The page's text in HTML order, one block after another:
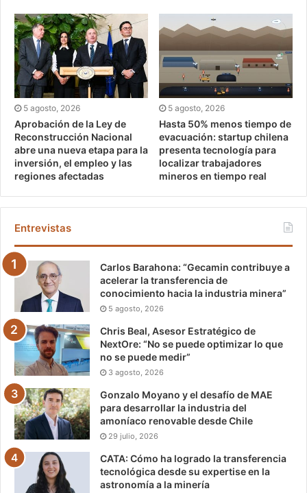
5 agosto, 2026
Aprobación de la Ley de
Reconstrucción Nacional
abre una nueva etapa para la
inversión, el empleo y las
regiones afectadas
5 agosto, 2026
Hasta 50% menos tiempo de
evacuación: startup chilena
presenta tecnología para
localizar trabajadores
mineros en tiempo real
Entrevistas
Carlos Barahona: “Gecamin contribuye a
acelerar la transferencia de
conocimiento hacia la industria minera”
5 agosto, 2026
Chris Beal, Asesor Estratégico de
NextOre: “No se puede optimizar lo que
no se puede medir”
3 agosto, 2026
Gonzalo Moyano y el desafío de MAE
para desarrollar la industria del
amoníaco renovable desde Chile
29 julio, 2026
CATA: Cómo ha logrado la transferencia
tecnológica desde su expertise en la
astronomía a la minería